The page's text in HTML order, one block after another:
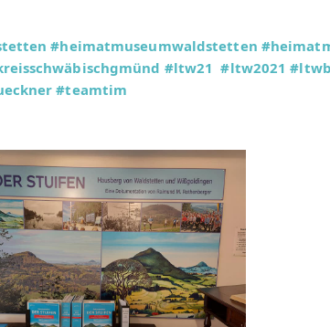
#heimatmuseumwaldstetten
#ltw21 #ltw2021
#teamtim